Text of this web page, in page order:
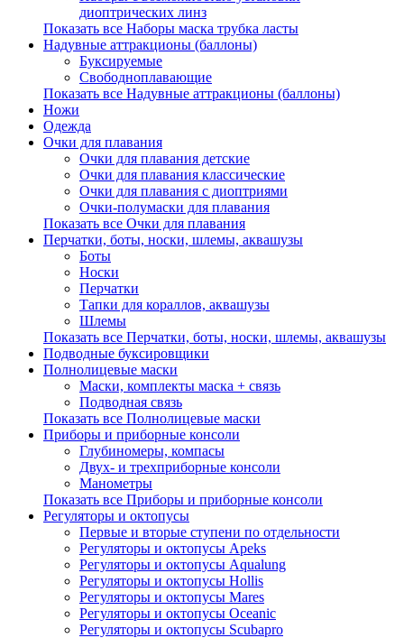
диоптрических линз
Показать все Наборы маска трубка ласты
Надувные аттракционы (баллоны)
Буксируемые
Свободноплавающие
Показать все Надувные аттракционы (баллоны)
Ножи
Одежда
Очки для плавания
Очки для плавания детские
Очки для плавания классические
Очки для плавания с диоптриями
Очки-полумаски для плавания
Показать все Очки для плавания
Перчатки, боты, носки, шлемы, аквашузы
Боты
Носки
Перчатки
Тапки для кораллов, аквашузы
Шлемы
Показать все Перчатки, боты, носки, шлемы, аквашузы
Подводные буксировщики
Полнолицевые маски
Маски, комплекты маска + связь
Подводная связь
Показать все Полнолицевые маски
Приборы и приборные консоли
Глубиномеры, компасы
Двух- и трехприборные консоли
Манометры
Показать все Приборы и приборные консоли
Регуляторы и октопусы
Первые и вторые ступени по отдельности
Регуляторы и октопусы Apeks
Регуляторы и октопусы Aqualung
Регуляторы и октопусы Hollis
Регуляторы и октопусы Mares
Регуляторы и октопусы Oceanic
Регуляторы и октопусы Scubapro